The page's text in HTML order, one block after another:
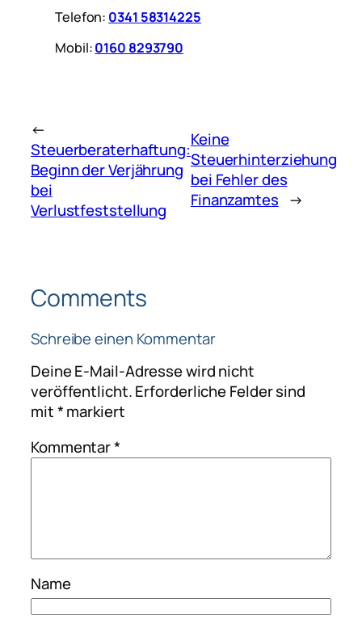
Telefon: 0341 58314225
Mobil:0160 8293790
←
Steuerberaterhaftung:
Beginn der Verjährung
bei
Verlustfeststellung
Keine
Steuerhinterziehung
bei Fehler des
Finanzamtes →
Comments
Schreibe einen Kommentar
Deine E-Mail-Adresse wird nicht
veröffentlicht.Erforderliche Felder sind
mit*markiert
Kommentar*
Name